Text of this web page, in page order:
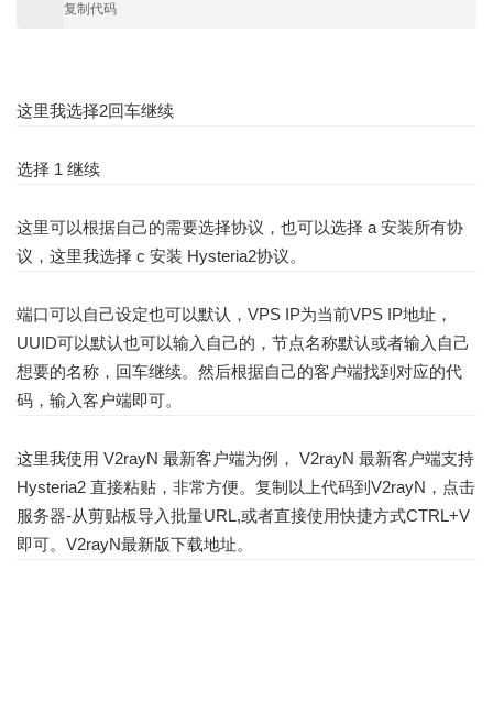
复制代码
这里我选择2回车继续
选择 1 继续
这里可以根据自己的需要选择协议，也可以选择 a 安装所有协
议，这里我选择 c 安装 Hysteria2协议。
端口可以自己设定也可以默认，VPS IP为当前VPS IP地址，
UUID可以默认也可以输入自己的，节点名称默认或者输入自己
想要的名称，回车继续。然后根据自己的客户端找到对应的代
码，输入客户端即可。
这里我使用 V2rayN 最新客户端为例， V2rayN 最新客户端支持
Hysteria2 直接粘贴，非常方便。复制以上代码到V2rayN，点击
服务器-从剪贴板导入批量URL,或者直接使用快捷方式CTRL+V
即可。V2rayN最新版下载地址。